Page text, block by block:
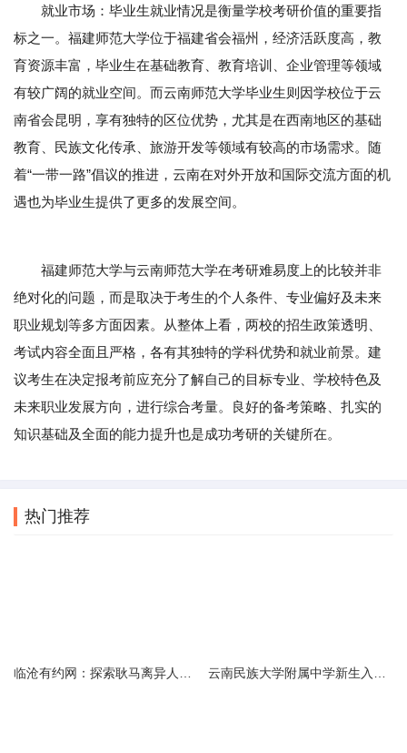
就业市场：毕业生就业情况是衡量学校考研价值的重要指
标之一。福建师范大学位于福建省会福州，经济活跃度高，教
育资源丰富，毕业生在基础教育、教育培训、企业管理等领域
有较广阔的就业空间。而云南师范大学毕业生则因学校位于云
南省会昆明，享有独特的区位优势，尤其是在西南地区的基础
教育、民族文化传承、旅游开发等领域有较高的市场需求。随
着“一带一路”倡议的推进，云南在对外开放和国际交流方面的机
遇也为毕业生提供了更多的发展空间。
福建师范大学与云南师范大学在考研难易度上的比较并非
绝对化的问题，而是取决于考生的个人条件、专业偏好及未来
职业规划等多方面因素。从整体上看，两校的招生政策透明、
考试内容全面且严格，各有其独特的学科优势和就业前景。建
议考生在决定报考前应充分了解自己的目标专业、学校特色及
未来职业发展方向，进行综合考量。良好的备考策略、扎实的
知识基础及全面的能力提升也是成功考研的关键所在。
热门推荐